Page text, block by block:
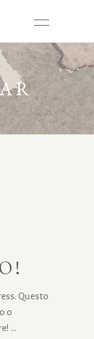
Questo
o